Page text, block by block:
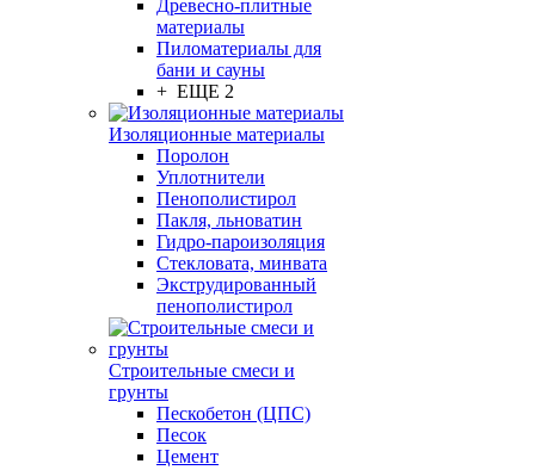
Древесно-плитные
материалы
Пиломатериалы для
бани и сауны
+ ЕЩЕ 2
Изоляционные материалы
Поролон
Уплотнители
Пенополистирол
Пакля, льноватин
Гидро-пароизоляция
Стекловата, минвата
Экструдированный
пенополистирол
Строительные смеси и
грунты
Пескобетон (ЦПС)
Песок
Цемент